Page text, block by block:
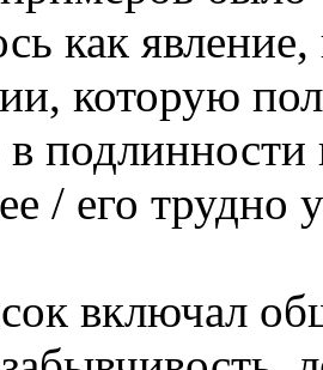
как
которую
/ его
включал